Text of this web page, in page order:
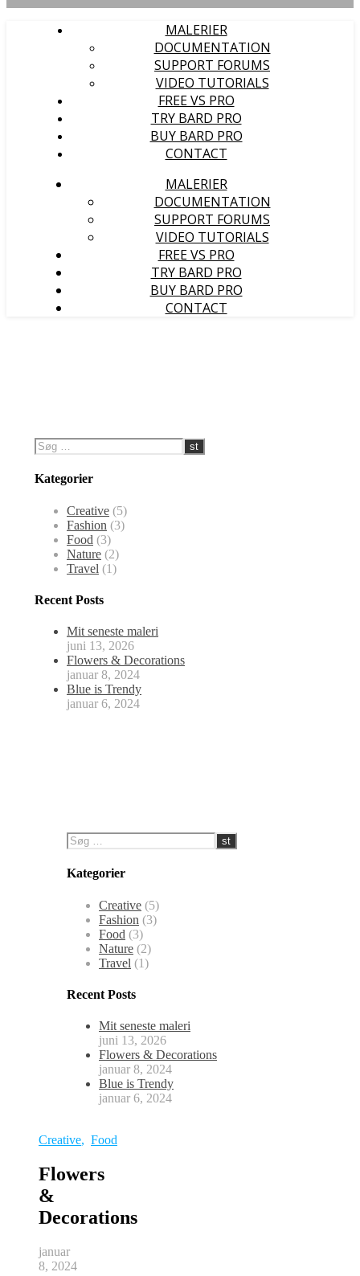
MALERIER
DOCUMENTATION
SUPPORT FORUMS
VIDEO TUTORIALS
FREE VS PRO
TRY BARD PRO
BUY BARD PRO
CONTACT
MALERIER
DOCUMENTATION
SUPPORT FORUMS
VIDEO TUTORIALS
FREE VS PRO
TRY BARD PRO
BUY BARD PRO
CONTACT
Kategorier
Creative (5)
Fashion (3)
Food (3)
Nature (2)
Travel (1)
Recent Posts
Mit seneste maleri
juni 13, 2026
Flowers & Decorations
januar 8, 2024
Blue is Trendy
januar 6, 2024
Kategorier
Creative (5)
Fashion (3)
Food (3)
Nature (2)
Travel (1)
Recent Posts
Mit seneste maleri
juni 13, 2026
Flowers & Decorations
januar 8, 2024
Blue is Trendy
januar 6, 2024
Creative, Food
Flowers
&
Decorations
januar
8, 2024